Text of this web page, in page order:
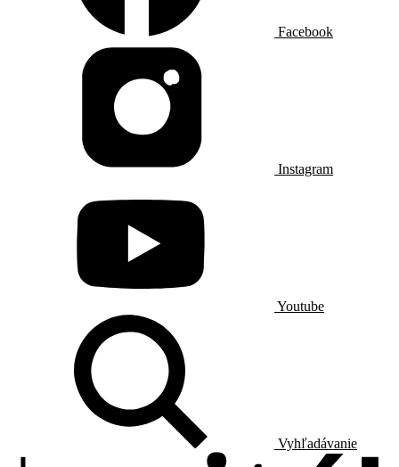
Facebook
Instagram
Youtube
Vyhľadávanie